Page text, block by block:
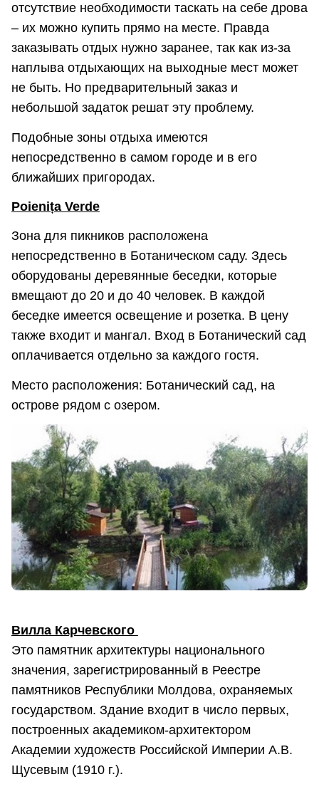
отсутствие необходимости таскать на себе дрова
– их можно купить прямо на месте. Правда
заказывать отдых нужно заранее, так как из-за
наплыва отдыхающих на выходные мест может
не быть. Но предварительный заказ и
небольшой задаток решат эту проблему.
Подобные зоны отдыха имеются
непосредственно в самом городе и в его
ближайших пригородах.
Poienița Verde
Зона для пикников расположена
непосредственно в Ботаническом саду. Здесь
оборудованы деревянные беседки, которые
вмещают до 20 и до 40 человек. В каждой
беседке имеется освещение и розетка. В цену
также входит и мангал. Вход в Ботанический сад
оплачивается отдельно за каждого гостя.
Место расположения: Ботанический сад, на
острове рядом с озером.
Вилла Карчевского
Это памятник архитектуры национального
значения, зарегистрированный в Реестре
памятников Республики Молдова, охраняемых
государством. Здание входит в число первых,
построенных академиком-архитектором
Академии художеств Российской Империи А.В.
Щусевым (1910 г.).